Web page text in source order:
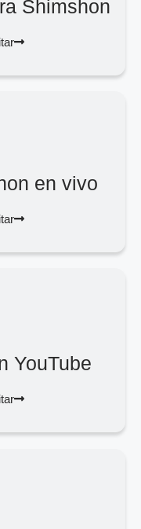
Shimshon
en vivo
YouTube